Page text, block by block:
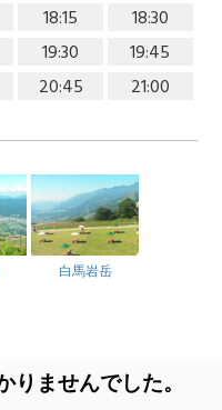
18:15
18:30
19:30
19:45
20:45 21:00
白馬岩岳